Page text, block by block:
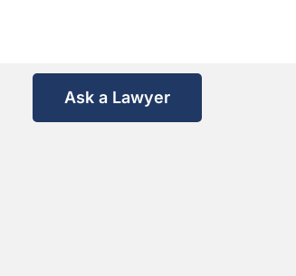
Ask a Lawyer